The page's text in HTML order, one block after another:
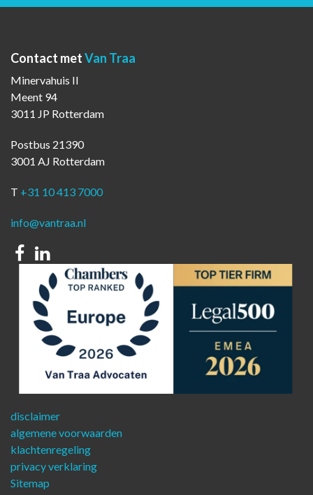
Contact metVan Traa
Minervahuis II
Meent 94
3011 JP Rotterdam
Postbus 21390
3001 AJ Rotterdam
T +31 10 413 7000
info@vantraa.nl
Facebook
Linkedin
disclaimer
algemene voorwaarden
klachtenregeling
privacy verklaring
Sitemap